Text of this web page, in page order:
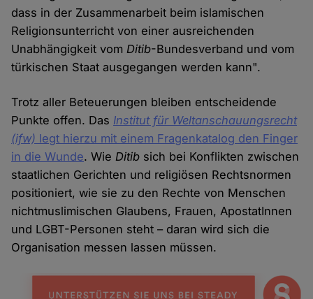
dass in der Zusammenarbeit beim islamischen
Religionsunterricht von einer ausreichenden
Unabhängigkeit vomDitib-Bundesverband und vom
türkischen Staat ausgegangen werden kann".
Trotz aller Beteuerungen bleiben entscheidende
Punkte offen. Das Institut für Weltanschauungsrecht
(ifw) legt hierzu mit einem Fragenkatalog den Finger
in die Wunde. Wie Ditib sich bei Konflikten zwischen
staatlichen Gerichten und religiösen Rechtsnormen
positioniert, wie sie zu den Rechte von Menschen
nichtmuslimischen Glaubens, Frauen, ApostatInnen
und LGBT-Personen steht – daran wird sich die
Organisation messen lassen müssen.